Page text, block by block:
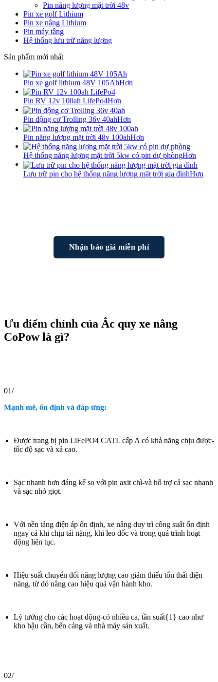
Pin năng lượng mặt trời 48v
Pin xe golf Lithium
Pin xe nâng Lithium
Pin máy tầng
Hệ thống lưu trữ năng lượng
Sản phẩm mới nhất
Pin xe golf lithium 48V 105AhHơn
Pin RV 12v 100ah LifePo4Hơn
Pin động cơ Trolling 36v 40ahHơn
Pin năng lượng mặt trời 48v 100ahHơn
Hệ thống năng lượng mặt trời 5kw có pin dự phòngHơn
Lưu trữ pin cho hệ thống năng lượng mặt trời gia đìnhHơn
Nhận báo giá miễn phí
Ưu điểm chính của Ắc quy xe nâng
CoPow là gì?
01/
Mạnh mẽ, ổn định và đáp ứng:
Được trang bị pin LiFePO4 CATL cấp A có khả năng chịu được-
tốc độ sạc và xả cao.
Sạc nhanh hơn đáng kể so với pin axit chì-và hỗ trợ cả sạc nhanh
và sạc nhỏ giọt.
Với nền tảng điện áp ổn định, xe nâng duy trì công suất ổn định
ngay cả khi chịu tải nặng, khi leo dốc và trong quá trình hoạt
động liên tục.
Hiệu suất chuyển đổi năng lượng cao giảm thiểu tổn thất điện
năng, từ đó nâng cao hiệu quả vận hành kho.
Lý tưởng cho các hoạt động-có nhiều ca, tần suất{1} cao như
kho hậu cần, bến cảng và nhà máy sản xuất.
02/